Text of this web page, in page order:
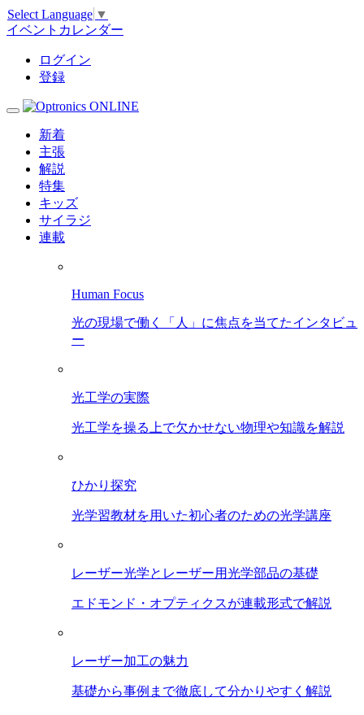
Select Language ▼
イベントカレンダー
ログイン
登録
新着
主張
解説
特集
キッズ
サイラジ
連載
Human Focus
光の現場で働く「人」に焦点を当てたインタビュ
ー
光工学の実際
光工学を操る上で欠かせない物理や知識を解説
ひかり探究
光学習教材を用いた初心者のための光学講座
レーザー光学とレーザー用光学部品の基礎
エドモンド・オプティクスが連載形式で解説
レーザー加工の魅力
基礎から事例まで徹底して分かりやすく解説